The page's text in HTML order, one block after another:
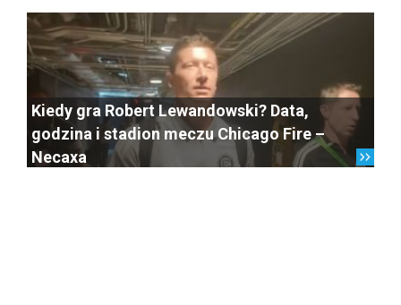
Kiedy gra Robert Lewandowski? Data,
godzina i stadion meczu Chicago Fire –
Necaxa